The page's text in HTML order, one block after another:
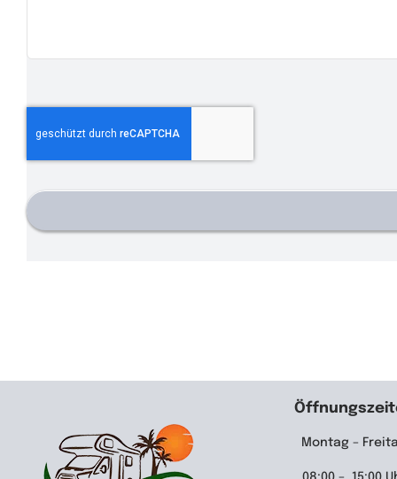
Montag –